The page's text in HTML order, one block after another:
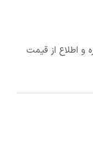
و اطلاع از قیمت